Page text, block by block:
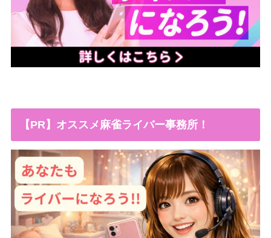
【PR】オススメ麻雀ライバー事務所！